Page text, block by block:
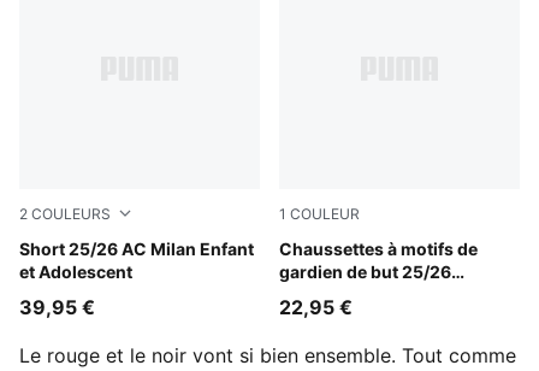
2 COULEURS
Short 25/26 AC Milan Enfant
et Adolescent
PUMA Black-For All Time Red
39,95 €
1 COULEUR
Chaussettes à motifs de
gardien de but 25/26
PUMA Black-Shadow Gray
22,95 €
Le rouge et le noir vont si bien ensemble. Tout comme